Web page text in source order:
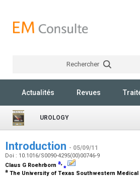
Rechercher
Actualités Revues
UROLOGY
Introduction - 05/09/11
Doi : 10.1016/S0090-4295(00)00746-9
Claus G Roehrborn a,⁎
a The University of Texas Southwestern Medical